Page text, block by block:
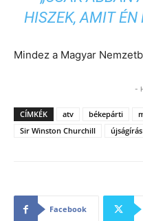
HISZEK, AMIT
Mindez a Magyar
-
CÍMKÉK atv békepárti
Sir Winston Churchill
újságírás
Facebook